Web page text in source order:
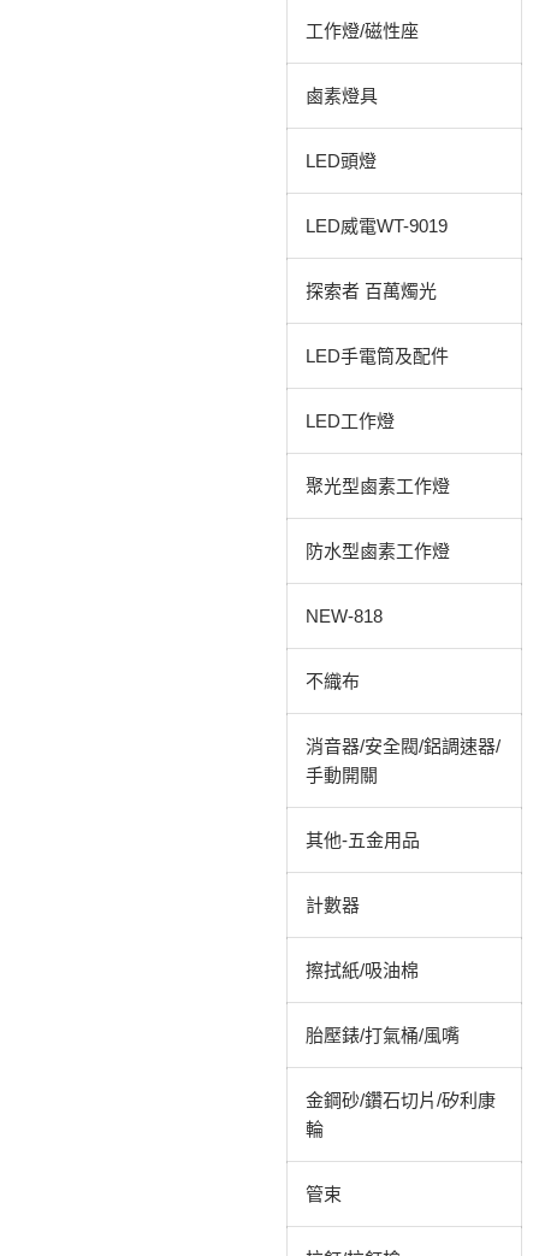
工作燈/磁性座
鹵素燈具
LED頭燈
LED威電WT-9019
探索者 百萬燭光
LED手電筒及配件
LED工作燈
聚光型鹵素工作燈
防水型鹵素工作燈
NEW-818
不織布
消音器/安全閥/鋁調速器/
手動開關
其他-五金用品
計數器
擦拭紙/吸油棉
胎壓錶/打氣桶/風嘴
金鋼砂/鑽石切片/矽利康
輪
管束